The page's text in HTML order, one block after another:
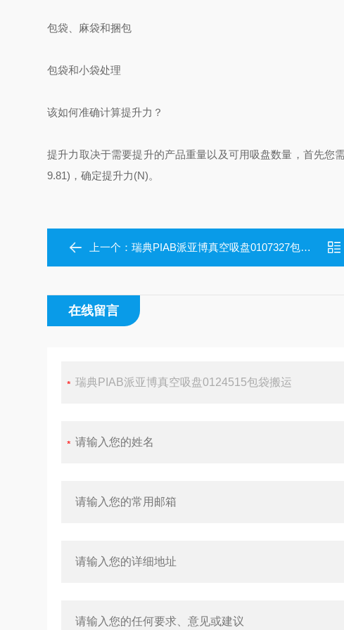
包袋、麻袋和捆包
包袋和小袋处理
该如何准确计算提升力？
提升力取决于需要提升的产品重量以及可用吸盘数量，首先您
9.81)，确定提升力(N)。
上一个：瑞典PIAB派亚博真空吸盘0107327包装吸吊
在线留言